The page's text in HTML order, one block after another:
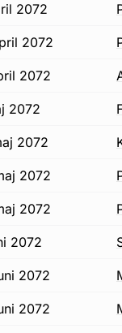
2072
2072
2072
2072
2072
2072
2072
2072
2072
2072